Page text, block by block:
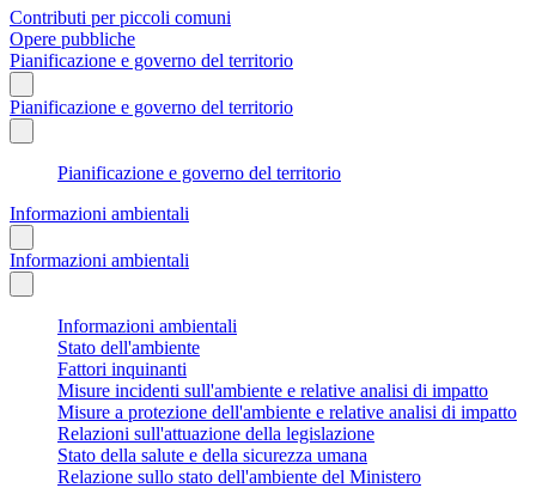
Contributi per piccoli comuni
Opere pubbliche
Pianificazione e governo del territorio
Pianificazione e governo del territorio
Pianificazione e governo del territorio
Informazioni ambientali
Informazioni ambientali
Informazioni ambientali
Stato dell'ambiente
Fattori inquinanti
Misure incidenti sull'ambiente e relative analisi di impatto
Misure a protezione dell'ambiente e relative analisi di impatto
Relazioni sull'attuazione della legislazione
Stato della salute e della sicurezza umana
Relazione sullo stato dell'ambiente del Ministero